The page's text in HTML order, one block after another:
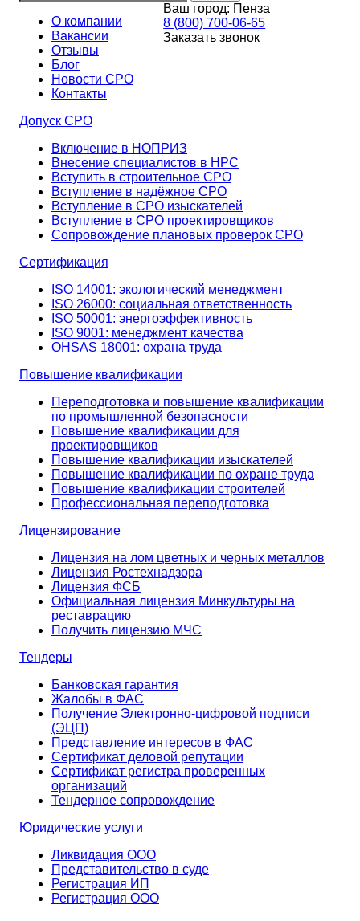
О компании
Вакансии
Отзывы
Блог
Новости СРО
Контакты
Ваш город: Пенза
8 (800) 700-06-65
Заказать звонок
Допуск СРО
Включение в НОПРИЗ
Внесение специалистов в НРС
Вступить в строительное СРО
Вступление в надёжное СРО
Вступление в СРО изыскателей
Вступление в СРО проектировщиков
Сопровождение плановых проверок СРО
Сертификация
ISO 14001: экологический менеджмент
ISO 26000: социальная ответственность
ISO 50001: энергоэффективность
ISO 9001: менеджмент качества
OHSAS 18001: охрана труда
Повышение квалификации
Переподготовка и повышение квалификации
по промышленной безопасности
Повышение квалификации для
проектировщиков
Повышение квалификации изыскателей
Повышение квалификации по охране труда
Повышение квалификации строителей
Профессиональная переподготовка
Лицензирование
Лицензия на лом цветных и черных металлов
Лицензия Ростехнадзора
Лицензия ФСБ
Официальная лицензия Минкультуры на
реставрацию
Получить лицензию МЧС
Тендеры
Банковская гарантия
Жалобы в ФАС
Получение Электронно-цифровой подписи
(ЭЦП)
Представление интересов в ФАС
Сертификат деловой репутации
Сертификат регистра проверенных
организаций
Тендерное сопровождение
Юридические услуги
Ликвидация ООО
Представительство в суде
Регистрация ИП
Регистрация ООО